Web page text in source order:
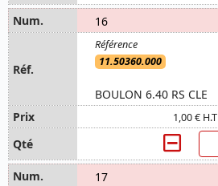
16
11.50360.000
BOULON 6.40 RS CLE
1,00 € H.T
17